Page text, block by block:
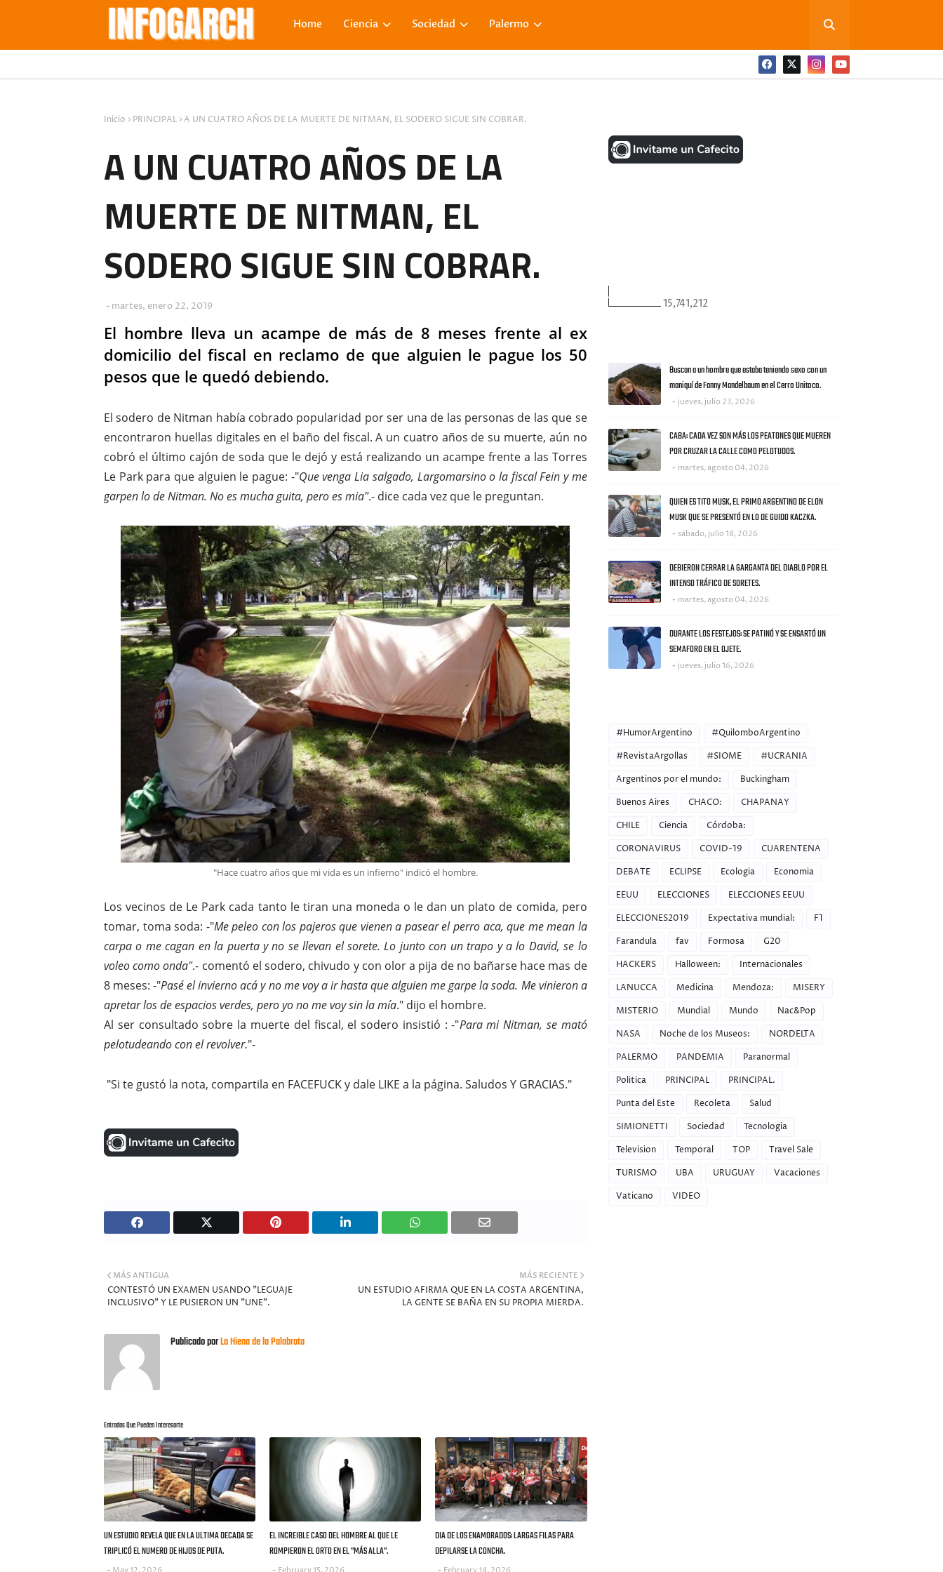
Home Ciencia Sociedad Palermo
Inicio PRINCIPAL A UN CUATRO AÑOS DE LA MUERTE DE NITMAN, EL SODERO SIGUE SIN COBRAR.
A UN CUATRO AÑOS DE LA
MUERTE DE NITMAN, EL
SODERO SIGUE SIN COBRAR.
martes, enero 22, 2019
El hombre lleva un acampe de más de 8 meses frente al ex
domicilio del fiscal en reclamo de que alguien le pague los 50
pesos que le quedó debiendo.
El sodero de Nitman había cobrado popularidad por ser una de las personas de las que se
encontraron huellas digitales en el baño del fiscal. A un cuatro años de su muerte, aún no
cobró el último cajón de soda que le dejó y está realizando un acampe frente a las Torres
Le Park para que alguien le pague: -"Que venga Lia salgado, Largomarsino o la fiscal Fein y me
garpen lo de Nitman. No es mucha guita, pero es mia".- dice cada vez que le preguntan.
"Hace cuatro años que mi vida es un infierno" indicó el hombre.
Los vecinos de Le Park cada tanto le tiran una moneda o le dan un plato de comida, pero
tomar, toma soda: -"Me peleo con los pajeros que vienen a pasear el perro aca, que me mean la
carpa o me cagan en la puerta y no se llevan el sorete. Lo junto con un trapo y a lo David, se lo
voleo como onda".- comentó el sodero, chivudo y con olor a pija de no bañarse hace mas de
8 meses: -"Pasé el invierno acá y no me voy a ir hasta que alguien me garpe la soda. Me vinieron a
apretar los de espacios verdes, pero yo no me voy sin la mía." dijo el hombre.
Al ser consultado sobre la muerte del fiscal, el sodero insistió : -"Para mi Nitman, se mató
pelotudeando con el revolver."-
"Si te gustó la nota, compartila en FACEFUCK y dale LIKE a la página. Saludos Y GRACIAS."
MÁS RECIENTE
UN ESTUDIO AFIRMA QUE EN LA COSTA ARGENTINA,
LA GENTE SE BAÑA EN SU PROPIA MIERDA.
MÁS ANTIGUA
CONTESTÓ UN EXAMEN USANDO "LEGUAJE
INCLUSIVO" Y LE PUSIERON UN "UNE".
Publicado porLa Hiena de la Palabrota
Entradas Que Pueden Interesarte
UN ESTUDIO REVELA QUE EN LA ULTIMA DECADA SE
TRIPLICÓ EL NUMERO DE HIJOS DE PUTA.
EL INCREIBLE CASO DEL HOMBRE AL QUE LE
ROMPIERON EL ORTO EN EL "MÁS ALLA".
DIA DE LOS ENAMORADOS: LARGAS FILAS PARA
DEPILARSE LA CONCHA.
15,741,212
Buscan a un hombre que estaba teniendo sexo con un
maniquí de Fanny Mandelbaum en el Cerro Unitoco.
jueves, julio 23, 2026
CABA: CADA VEZ SON MÁS LOS PEATONES QUE MUEREN
POR CRUZAR LA CALLE COMO PELOTUDOS.
martes, agosto 04, 2026
QUIEN ES TITO MUSK, EL PRIMO ARGENTINO DE ELON
MUSK QUE SE PRESENTÓ EN LO DE GUIDO KACZKA.
sábado, julio 18, 2026
DEBIERON CERRAR LA GARGANTA DEL DIABLO POR EL
INTENSO TRÁFICO DE SORETES.
martes, agosto 04, 2026
DURANTE LOS FESTEJOS: SE PATINÓ Y SE ENSARTÓ UN
SEMAFORO EN EL OJETE.
jueves, julio 16, 2026
#HumorArgentino
#QuilomboArgentino
#RevistaArgollas
#SIOME
#UCRANIA
Argentinos por el mundo:
Buckingham
Buenos Aires
CHACO:
CHAPANAY
CHILE
Ciencia
Córdoba:
CORONAVIRUS
COVID-19
CUARENTENA
DEBATE
ECLIPSE Ecologia
Economia
EEUU
ELECCIONES
ELECCIONES EEUU
ELECCIONES2019
Expectativa mundial:
F1
Farandula
fav Formosa
G20
HACKERS
Halloween:
Internacionales
LANUCCA
Medicina Mendoza:
MISERY
MISTERIO
Mundial Mundo
Nac&Pop
NASA
Noche de los Museos:
NORDELTA
PALERMO
PANDEMIA
Paranormal
Politica
PRINCIPAL
PRINCIPAL.
Punta del Este
Recoleta
Salud
SIMIONETTI
Sociedad
Tecnologia
Television
Temporal TOP
Travel Sale
TURISMO
UBA URUGUAY
Vacaciones
Vaticano
VIDEO